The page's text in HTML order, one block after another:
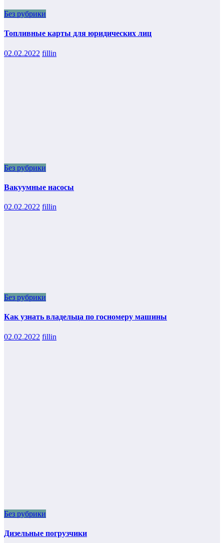
Без рубрики
Топливные карты для юридических лиц
02.02.2022 fillin
Без рубрики
Вакуумные насосы
02.02.2022 fillin
Без рубрики
Как узнать владельца по госномеру машины
02.02.2022 fillin
Без рубрики
Дизельные погрузчики